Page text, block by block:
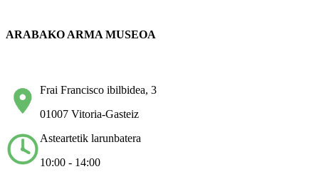
ARABAKO ARMA MUSEOA
Frai Francisco ibilbidea, 3
01007 Vitoria-Gasteiz
Asteartetik larunbatera
10:00 - 14:00